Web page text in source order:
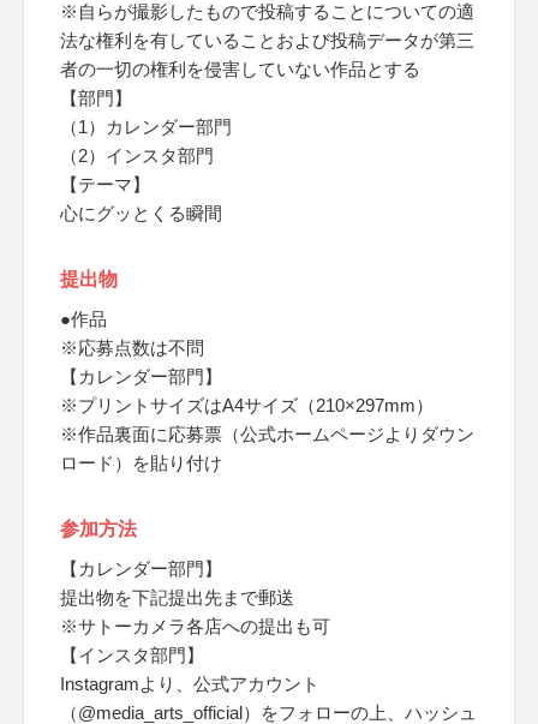
※自らが撮影したもので投稿することについての適
法な権利を有していることおよび投稿データが第三
者の一切の権利を侵害していない作品とする
【部門】
（1）カレンダー部門
（2）インスタ部門
【テーマ】
心にグッとくる瞬間
提出物
●作品
※応募点数は不問
【カレンダー部門】
※プリントサイズはA4サイズ（210×297mm）
※作品裏面に応募票（公式ホームページよりダウン
ロード）を貼り付け
参加方法
【カレンダー部門】
提出物を下記提出先まで郵送
※サトーカメラ各店への提出も可
【インスタ部門】
Instagramより、公式アカウント
（@media_arts_official）をフォローの上、ハッシュ